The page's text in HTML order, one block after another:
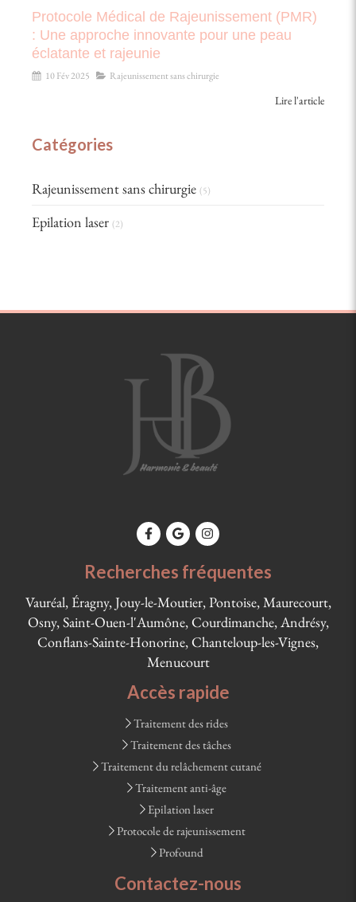
Protocole Médical de Rajeunissement (PMR)
: Une approche innovante pour une peau
éclatante et rajeunie
10 Fév 2025 Rajeunissement sans chirurgie
Lire l'article
Catégories
Rajeunissement sans chirurgie (5)
Epilation laser (2)
Recherches fréquentes
Vauréal, Éragny, Jouy-le-Moutier, Pontoise, Maurecourt,
Osny, Saint-Ouen-l'Aumône, Courdimanche, Andrésy,
Conflans-Sainte-Honorine, Chanteloup-les-Vignes,
Menucourt
Accès rapide
Traitement des rides
Traitement des tâches
Traitement du relâchement cutané
Traitement anti-âge
Epilation laser
Protocole de rajeunissement
Profound
Contactez-nous